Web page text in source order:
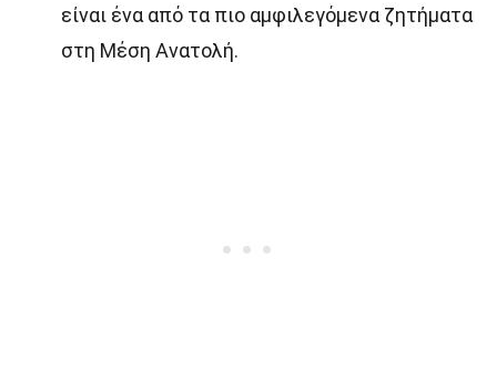
είναι ένα από τα πιο αμφιλεγόμενα ζητήματα
στη Μέση Ανατολή.